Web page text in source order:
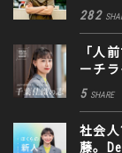
282
「人
ーチ
に込め
5 SHARE
社会
藤。